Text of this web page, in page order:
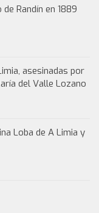
Randín en 1889
asesinadas por
del Valle Lozano
Loba de A Limia y